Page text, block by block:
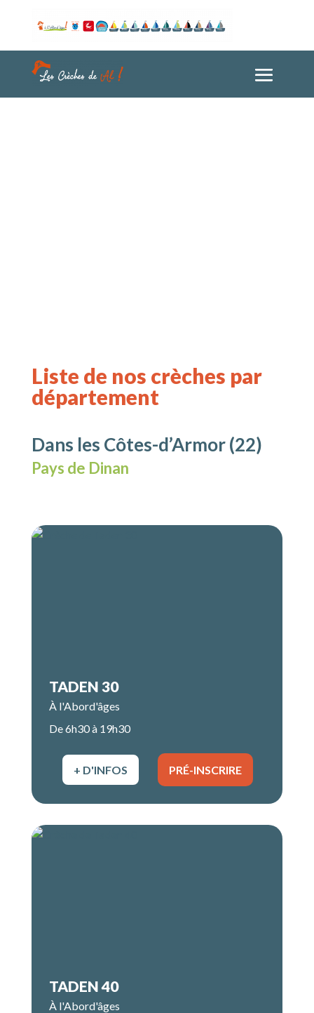
Liste de nos crèches par
département
Dans les Côtes-d’Armor (22)
Pays de Dinan
TADEN 30
À l'Abord'âges
De 6h30 à 19h30
+ D'INFOS PRÉ-INSCRIRE
TADEN 40
À l'Abord'âges